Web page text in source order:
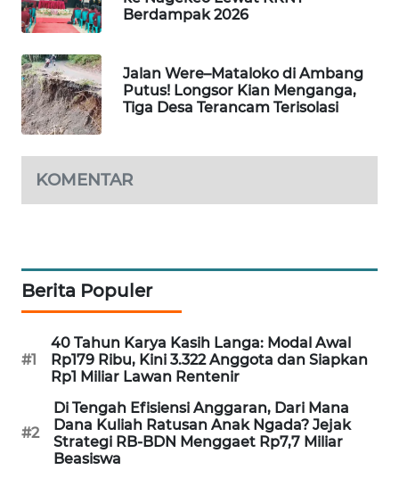
Berdampak 2026
Jalan Were–Mataloko di Ambang
Putus! Longsor Kian Menganga,
Tiga Desa Terancam Terisolasi
KOMENTAR
Berita Populer
#1
40 Tahun Karya Kasih Langa: Modal Awal
Rp179 Ribu, Kini 3.322 Anggota dan Siapkan
Rp1 Miliar Lawan Rentenir
#2
Di Tengah Efisiensi Anggaran, Dari Mana
Dana Kuliah Ratusan Anak Ngada? Jejak
Strategi RB-BDN Menggaet Rp7,7 Miliar
Beasiswa
PERSONA
WAHANA
OTOMOTIF
WAHANA
HEALTH
WISATA
WAHANA
KONSUMEN
LISTRIK